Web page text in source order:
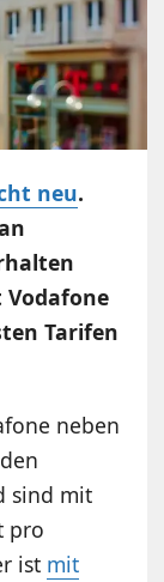
neu.
Vodafone
Tarifen
neben
sind mit
pro
ist mit